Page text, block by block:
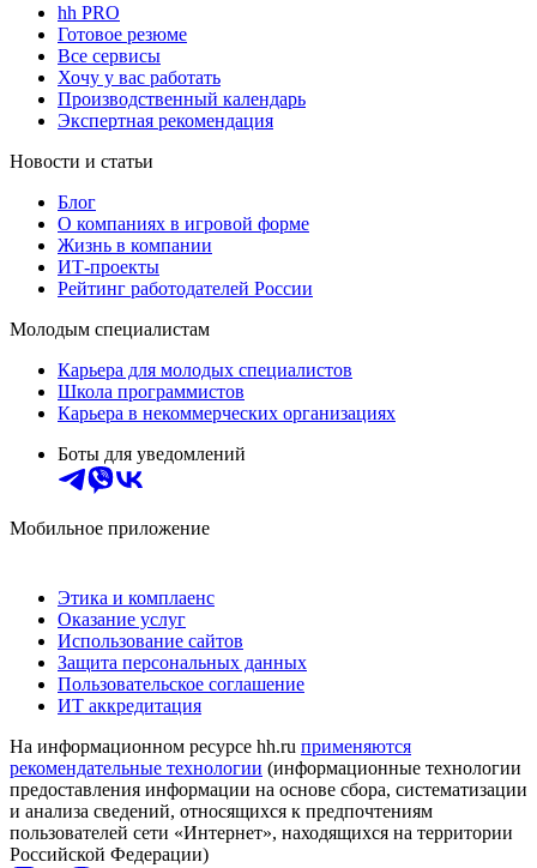
hh PRO
Готовое резюме
Все сервисы
Хочу у вас работать
Производственный календарь
Экспертная рекомендация
Новости и статьи
Блог
О компаниях в игровой форме
Жизнь в компании
ИТ-проекты
Рейтинг работодателей России
Молодым специалистам
Карьера для молодых специалистов
Школа программистов
Карьера в некоммерческих организациях
Боты для уведомлений
Мобильное приложение
Этика и комплаенс
Оказание услуг
Использование сайтов
Защита персональных данных
Пользовательское соглашение
ИТ аккредитация
На информационном ресурсе hh.ru применяются
рекомендательные технологии (информационные технологии
предоставления информации на основе сбора, систематизации
и анализа сведений, относящихся к предпочтениям
пользователей сети «Интернет», находящихся на территории
Российской Федерации)